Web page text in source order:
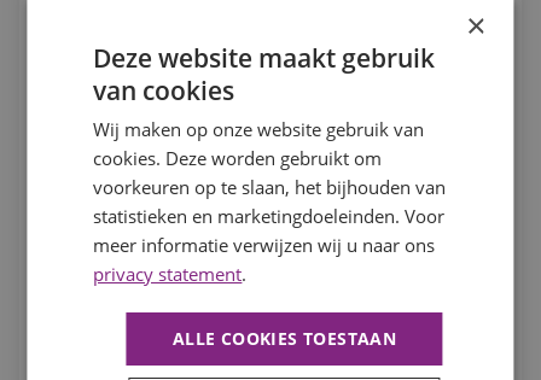
In het kader van je sollicitatie en eventuele dienstverband
verwerken we je persoonsgegevens. Hierbij nemen we de
noodzakelijke zorgvuldigheid in acht. Meer hierover kun je
lezen in onsprivacystatement. Om je actief naar werk te
kunnen bemiddelen, willen we je toestemming vragen om
deze gegevens te mogen verwerken en aan eventuele
Ik ga akkoord dat mijn persoonsgegevens worden
verwerkt ten behoeve van mijn sollicitatie.
×
Deze website maakt gebruik
van cookies
Wij maken op onze website gebruik van
cookies. Deze worden gebruikt om
voorkeuren op te slaan, het bijhouden van
statistieken en marketingdoeleinden. Voor
meer informatie verwijzen wij u naar ons
privacy statement.
ALLE COOKIES TOESTAAN